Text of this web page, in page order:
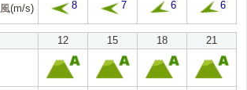
風(m/s) 8 7 6 6
12 15 18 21